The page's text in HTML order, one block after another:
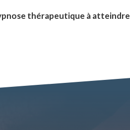
thérapeutique à atteindre